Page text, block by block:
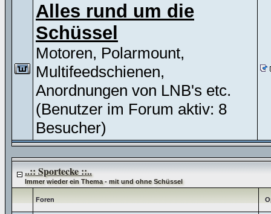
Alles rund um die
Schüssel
Motoren, Polarmount,
Multifeedschienen,
Anordnungen von LNB's etc.
(Benutzer im Forum aktiv: 8
Besucher)
..:: Sportecke ::..
Immer wieder ein Thema - mit und ohne Schüssel
Foren